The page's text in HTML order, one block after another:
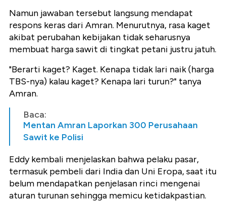
Namun jawaban tersebut langsung mendapat
respons keras dari Amran. Menurutnya, rasa kaget
akibat perubahan kebijakan tidak seharusnya
membuat harga sawit di tingkat petani justru jatuh.
"Berarti kaget? Kaget. Kenapa tidak lari naik (harga
TBS-nya) kalau kaget? Kenapa lari turun?" tanya
Amran.
Baca:
Mentan Amran Laporkan 300 Perusahaan
Sawit ke Polisi
Eddy kembali menjelaskan bahwa pelaku pasar,
termasuk pembeli dari India dan Uni Eropa, saat itu
belum mendapatkan penjelasan rinci mengenai
aturan turunan sehingga memicu ketidakpastian.